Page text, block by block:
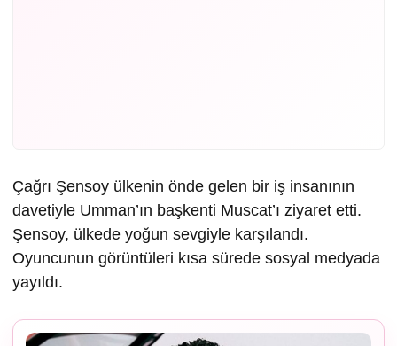
Çağrı Şensoy ülkenin önde gelen bir iş insanının
davetiyle Umman’ın başkenti Muscat’ı ziyaret etti.
Şensoy, ülkede yoğun sevgiyle karşılandı.
Oyuncunun görüntüleri kısa sürede sosyal medyada
yayıldı.